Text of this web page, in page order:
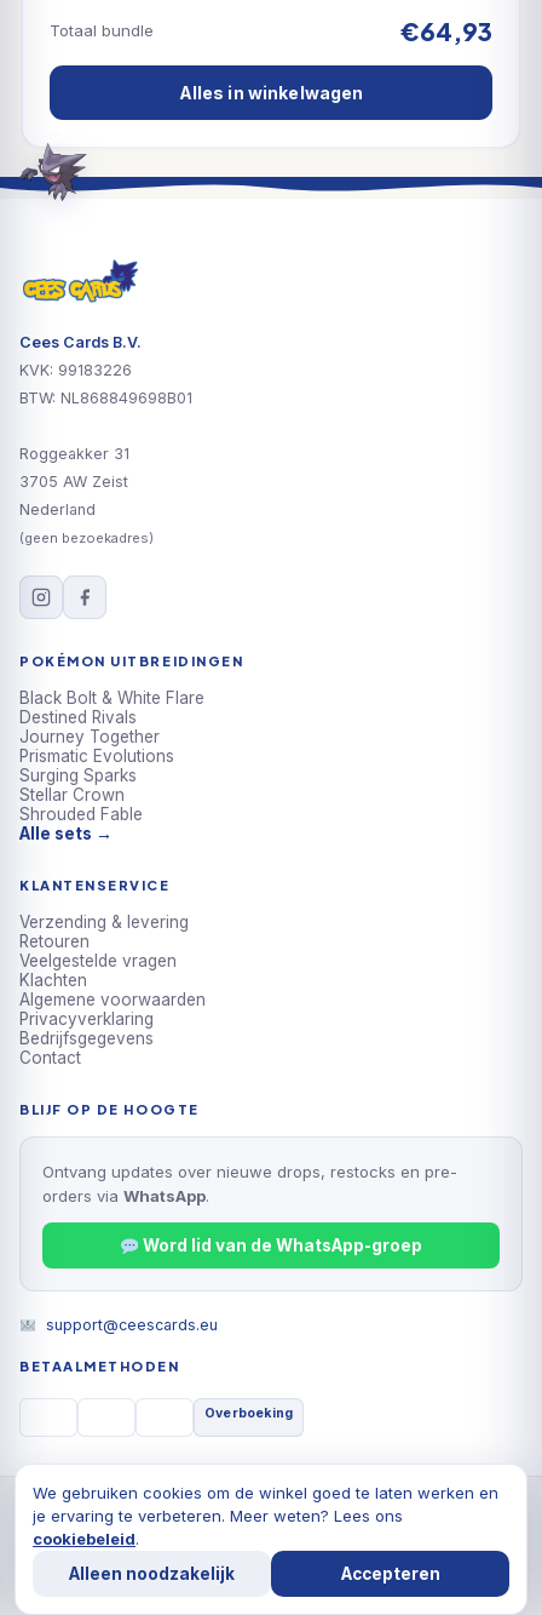
Totaal bundle €64,93
Alles in winkelwagen
Cees Cards B.V.
KVK: 99183226
BTW: NL868849698B01
Roggeakker 31
3705 AW Zeist
Nederland
(geen bezoekadres)
POKÉMON UITBREIDINGEN
Black Bolt & White Flare
Destined Rivals
Journey Together
Prismatic Evolutions
Surging Sparks
Stellar Crown
Shrouded Fable
Alle sets →
KLANTENSERVICE
Verzending & levering
Retouren
Veelgestelde vragen
Klachten
Algemene voorwaarden
Privacyverklaring
Bedrijfsgegevens
Contact
BLIJF OP DE HOOGTE
Ontvang updates over nieuwe drops, restocks en pre-
orders via WhatsApp.
Word lid van de WhatsApp-groep
support@ceescards.eu
BETAALMETHODEN
Overboeking
© 2026 Cees Cards B.V., Alle rechten voorbehouden
PrivacyverklaringAlgemene voorwaarden Cookiebeleid
We gebruiken cookies om de winkel goed te laten werken en
je ervaring te verbeteren. Meer weten? Lees ons
cookiebeleid.
Alleen noodzakelijk
Accepteren
De waardering van ceescards.eu/ bijWebwinkelKeur
is 9.8/10 gebaseerd op 1764 reviews.